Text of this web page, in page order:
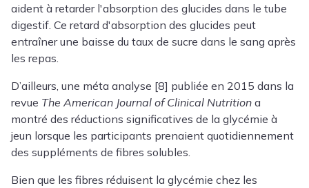
aident à retarder l'absorption des glucides dans le tube
digestif. Ce retard d'absorption des glucides peut
entraîner une baisse du taux de sucre dans le sang après
les repas.
D’ailleurs, une méta analyse [8] publiée en 2015 dans la
revue The American Journal of Clinical Nutrition a
montré des réductions significatives de la glycémie à
jeun lorsque les participants prenaient quotidiennement
des suppléments de fibres solubles.
Bien que les fibres réduisent la glycémie chez les